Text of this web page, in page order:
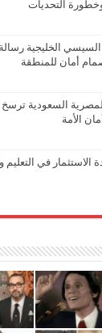
التحديات
السيسي الخليجية
أمان للمنطقة
السعودية
الأمة
الاستثمار في